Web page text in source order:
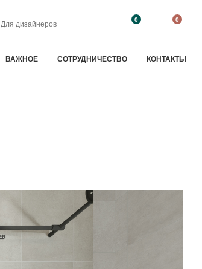
Для дизайнеров
0 0
ВАЖНОЕ CОТРУДНИЧЕСТВО КОНТАКТЫ